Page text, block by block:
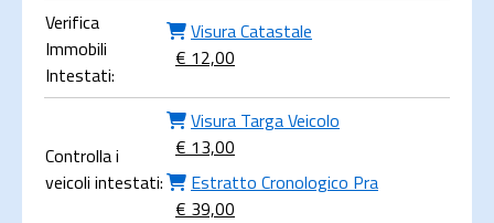
Verifica
Immobili
Intestati:
Visura Catastale
€ 12,00
Controlla i
veicoli intestati:
Visura Targa Veicolo
€ 13,00
Estratto Cronologico Pra
€ 39,00